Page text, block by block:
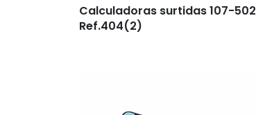
Calculadoras surtidas 107-502
Ref.404(2)